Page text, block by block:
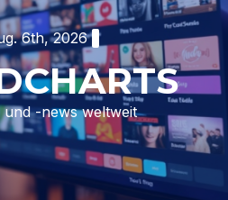
6th, 2026
-news weltweit